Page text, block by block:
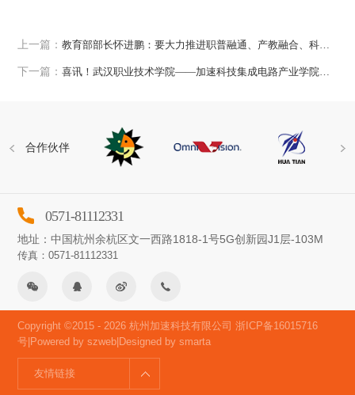
上一篇：教育部部长怀进鹏：要大力推进职普融通、产教融合、科教融汇！加速科技今后这样做！
下一篇：喜讯！武汉职业技术学院——加速科技集成电路产业学院揭牌成立
合作伙伴
0571-81112331
地址：中国杭州余杭区文一西路1818-1号5G创新园J1层-103M
传真：0571-81112331
Copyright ©2015 - 2026 杭州加速科技有限公司浙ICP备16015716
号|Powered by szweb|Designed by smarta
友情链接